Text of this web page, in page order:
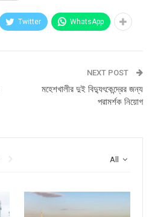
Twitter WhatsApp
NEXT POST
মহেশখালীর দুই বিদ্যুৎকেন্দ্রের জন্য
পরামর্শক নিয়োগ
All